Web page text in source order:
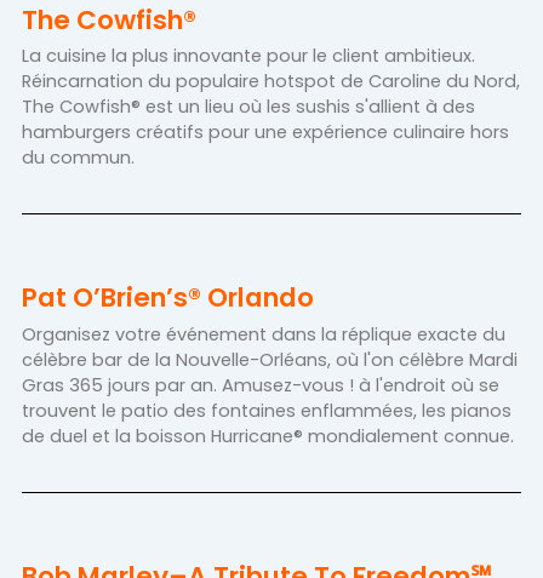
The Cowfish®
La cuisine la plus innovante pour le client ambitieux.
Réincarnation du populaire hotspot de Caroline du Nord,
The Cowfish® est un lieu où les sushis s'allient à des
hamburgers créatifs pour une expérience culinaire hors
du commun.
Pat O’Brien’s® Orlando
Organisez votre événement dans la réplique exacte du
célèbre bar de la Nouvelle-Orléans, où l'on célèbre Mardi
Gras 365 jours par an. Amusez-vous ! à l'endroit où se
trouvent le patio des fontaines enflammées, les pianos
de duel et la boisson Hurricane® mondialement connue.